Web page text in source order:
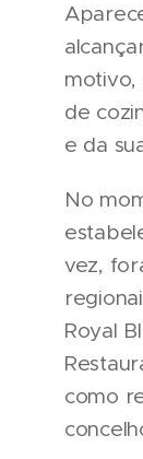
motivo,
de
e da
No
vez,
Royal
como